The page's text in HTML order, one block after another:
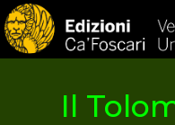
Il